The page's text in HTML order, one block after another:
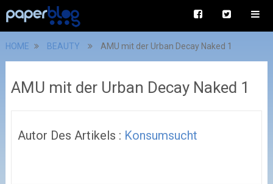
HOME BEAUTY AMU mit der Urban Decay Naked 1
AMU mit der Urban Decay Naked 1
Autor Des Artikels : Konsumsucht